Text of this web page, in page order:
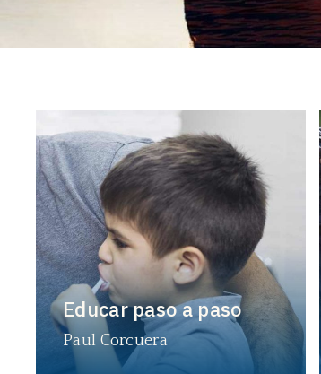
Educar paso a paso
Paul Corcuera